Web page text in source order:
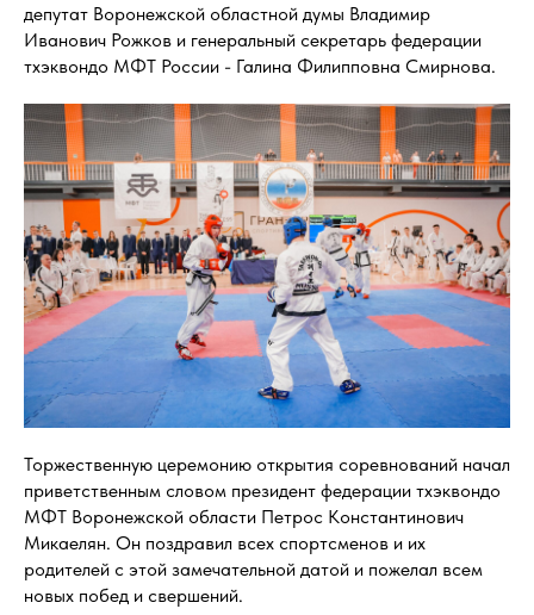
депутат Воронежской областной думы Владимир
Иванович Рожков и генеральный секретарь федерации
тхэквондо МФТ России - Галина Филипповна Смирнова.
Торжественную церемонию открытия соревнований начал
приветственным словом президент федерации тхэквондо
МФТ Воронежской области Петрос Константинович
Микаелян. Он поздравил всех спортсменов и их
родителей с этой замечательной датой и пожелал всем
новых побед и свершений.